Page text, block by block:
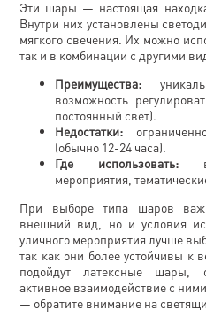
Эти шары — настоящая
Внутри них установлены
мягкого свечения. Их можно
так и в комбинации с другими
Преимущества:
возможность
постоянный свет).
Недостатки:
(обычно 12-24 часа).
Где использовать:
мероприятия,
При выборе типа шаров
внешний вид, но и условия
уличного мероприятия лучше
так как они более устойчивы к
подойдут латексные шары,
активное взаимодействие с
— обратите внимание на